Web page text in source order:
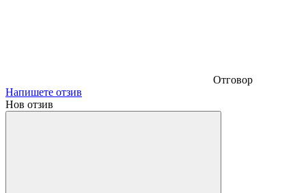
Отговор
Напишете отзив
Нов отзив